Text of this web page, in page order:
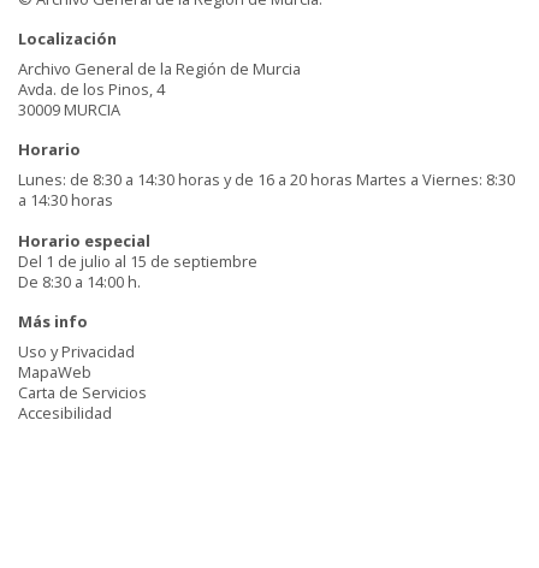
Localización
Archivo General de la Región de Murcia
Avda. de los Pinos, 4
30009 MURCIA
Horario
Lunes: de 8:30 a 14:30 horas y de 16 a 20 horas Martes a Viernes: 8:30
a 14:30 horas
Horario especial
Del 1 de julio al 15 de septiembre
De 8:30 a 14:00 h.
Más info
Uso y Privacidad
MapaWeb
Carta de Servicios
Accesibilidad